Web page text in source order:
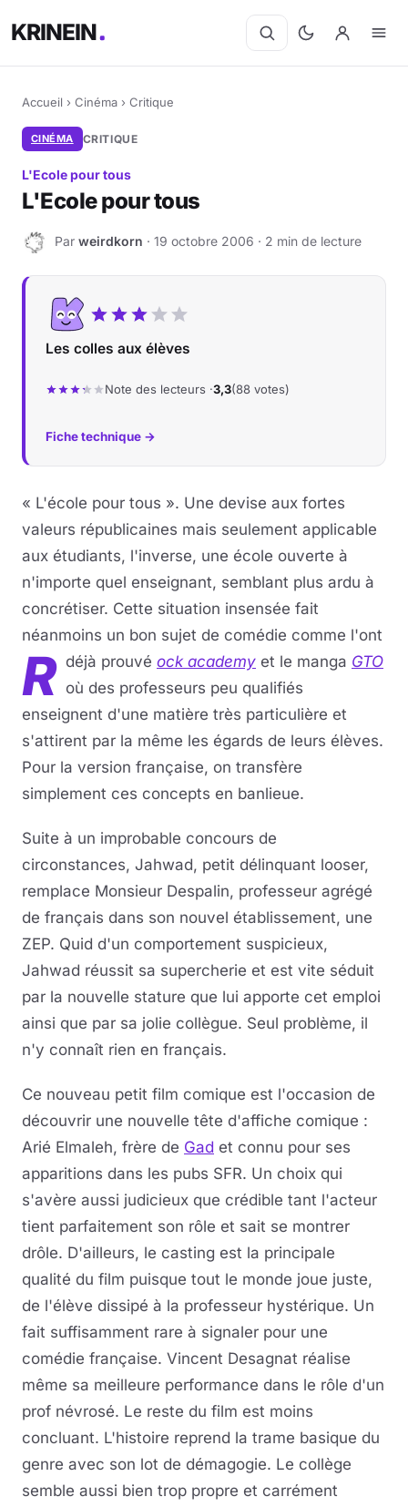
KRINEIN
Accueil › Cinéma › Critique
CINÉMA CRITIQUE
L'Ecole pour tous
L'Ecole pour tous
W Par weirdkorn · 19 octobre 2006 · 2 min de lecture
Les colles aux élèves
Note des lecteurs ·3,3(88 votes)
Fiche technique →
« L'école pour tous ». Une devise aux fortes
valeurs républicaines mais seulement applicable
aux étudiants, l'inverse, une école ouverte à
n'importe quel enseignant, semblant plus ardu à
concrétiser. Cette situation insensée fait
néanmoins un bon sujet de comédie comme l'ont
déjà prouvé
R ock academy et le manga GTO
où des professeurs peu qualifiés
enseignent d'une matière très particulière et
s'attirent par la même les égards de leurs élèves.
Pour la version française, on transfère
simplement ces concepts en banlieue.
Suite à un improbable concours de
circonstances, Jahwad, petit délinquant looser,
remplace Monsieur Despalin, professeur agrégé
de français dans son nouvel établissement, une
ZEP. Quid d'un comportement suspicieux,
Jahwad réussit sa supercherie et est vite séduit
par la nouvelle stature que lui apporte cet emploi
ainsi que par sa jolie collègue. Seul problème, il
n'y connaît rien en français.
Ce nouveau petit film comique est l'occasion de
découvrir une nouvelle tête d'affiche comique :
Arié Elmaleh, frère de Gad et connu pour ses
apparitions dans les pubs SFR. Un choix qui
s'avère aussi judicieux que crédible tant l'acteur
tient parfaitement son rôle et sait se montrer
drôle. D'ailleurs, le casting est la principale
qualité du film puisque tout le monde joue juste,
de l'élève dissipé à la professeur hystérique. Un
fait suffisamment rare à signaler pour une
comédie française. Vincent Desagnat réalise
même sa meilleure performance dans le rôle d'un
prof névrosé. Le reste du film est moins
concluant. L'histoire reprend la trame basique du
genre avec son lot de démagogie. Le collège
semble aussi bien trop propre et carrément